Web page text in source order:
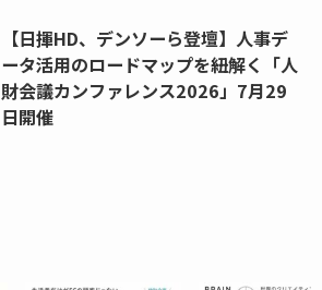
【日揮HD、デンソーら登壇】人事デ
ータ活用のロードマップを紐解く「人
財会議カンファレンス2026」7月29
日開催